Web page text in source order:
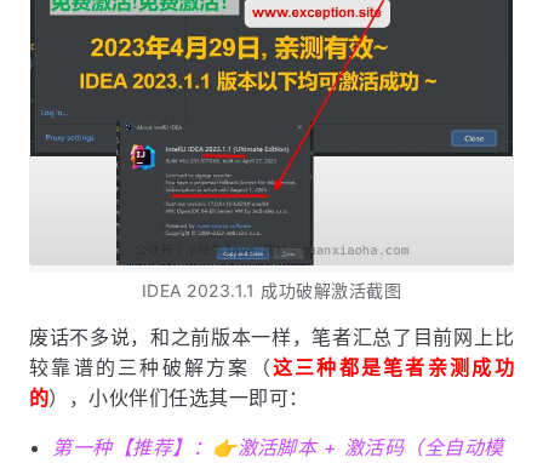
IDEA 2023.1.1 成功破解激活截图
废话不多说，和之前版本一样，笔者汇总了目前网上比
较靠谱的三种破解方案（这三种都是笔者亲测成功
的），小伙伴们任选其一即可：
第一种【推荐】：👉激活脚本 + 激活码（全自动模